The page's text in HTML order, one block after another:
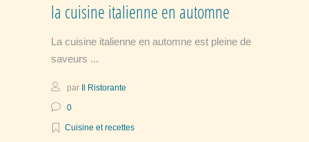
la cuisine italienne en automne
La cuisine italienne en automne est pleine de
saveurs
par Il Ristorante
0
Cuisine et recettes